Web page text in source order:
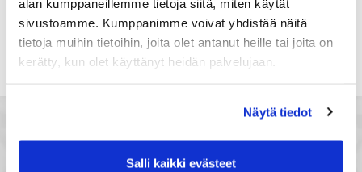
alan kumppaneillemme tietoja siitä, miten käytät
sivustoamme. Kumppanimme voivat yhdistää näitä
tietoja muihin tietoihin, joita olet antanut heille tai joita on
kerätty, kun olet käyttänyt heidän palvelujaan.
Näytä tiedot
Salli kaikki evästeet
(*) Tieto on pakollinen